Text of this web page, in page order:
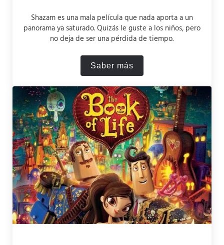
Shazam es una mala película que nada aporta a un
panorama ya saturado. Quizás le guste a los niños, pero
no deja de ser una pérdida de tiempo.
Saber másShazam (2019): una mala